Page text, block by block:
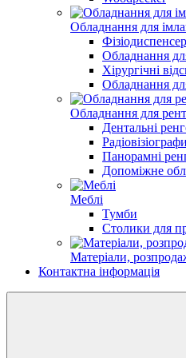
Обладнання для
Обладнання
Хірургічні
Обладнання
Обладнання для
Дентальні
Панорамні
Допоміжне
Меблі
Тумби
Столики для
Матеріали,
Контактна інформація